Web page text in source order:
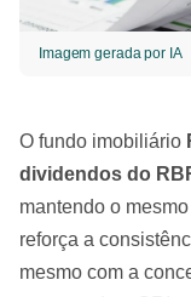
Imagem gerada por IA
O fundo imobiliário
dividendos do
mantendo o
reforça a
mesmo com a